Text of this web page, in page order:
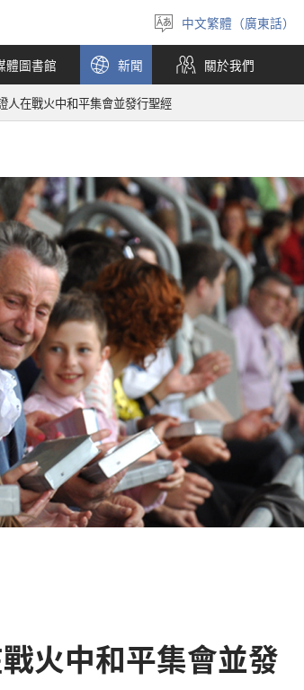
選
擇
語
言
中文繁體（廣東話）
體圖書館 新聞 關於我們
人在戰火中和平集會並發行聖經
火中和平集會並發